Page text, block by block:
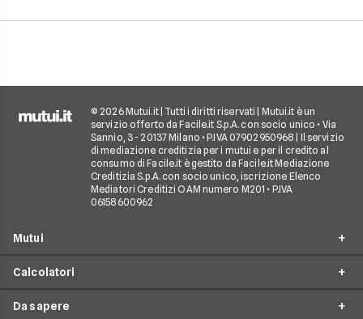
© 2026 Mutui.it | Tutti i diritti riservati | Mutui.it è un
servizio offerto da Facile.it S.p.A. con socio unico • Via
Sannio, 3 - 20137 Milano • P.IVA 07902950968 | Il servizio
di mediazione creditizia per i mutui e per il credito al
consumo di Facile.it è gestito da Facile.it Mediazione
Creditizia S.p.A. con socio unico, iscrizione Elenco
Mediatori Creditizi OAM numero M201 • P.IVA
06158600962
Mutui
Mutuo Seconda Casa
Calcolatori
Simulazione Mutuo
Da sapere